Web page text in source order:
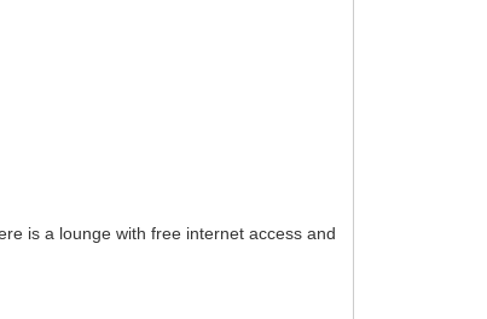
is a lounge with free internet access and